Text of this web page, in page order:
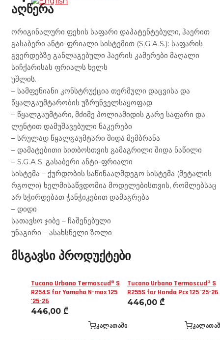
აღწერა
ორიგინალური ფეხის საფარი დაპატენტებული, ჰაერით
გასაბერი ანტი-ფრიალი სისტემით (S.G.A.S.): საფარის
გვერდებზე განლაგებული ჰაერის კამერები მაღალი
სიჩქარისას ფრიალს ხელს
უშლის.
– სამფენიანი კონსტრუქცია თერმული დაცვისა და
წყალგაუმტარობის უზრუნველსაყოფად:
– წყალგაუმტარი, მძიმე პოლიამიდის გარე საფარი და
ლენტით დამუშავებული ნაკერები
– სრულად წყალგაუმტარი შიდა მემბრანა
– დამატებითი სითბოსთვის გამაგრილი შიდა ნაწილი
– S.G.A.S. გასაბერი ანტი-ფრიალი
სისტემა – ქურდობის საწინააღმდეგო სისტემა (მეტალის
რგოლი) ხელმისაწვდომია მოდელებისთვის, რომლებსაც
არ სჭირდებათ ჭანჭიკებით დამაგრება
– დიდი
სათავსო ჯიბე – ჩაშენებული
უნაგირი – ასახსნელი ზოლი
მსგავსი პროდუქტები
Tucano Urbano Termoscud® S
R254S for Yamaha N-max 125
'25-26
446,00 ₾
ᲙᲐᲚᲐᲗᲐᲨᲘ
Tucano Urbano Termoscud® S
R255S for Honda Pcx 125 '25-26
446,00 ₾